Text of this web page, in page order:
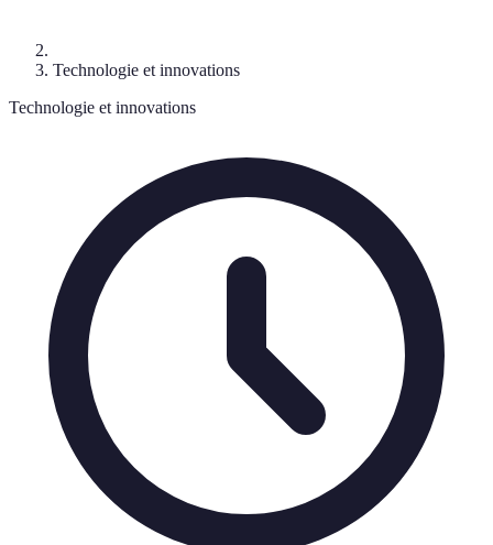
Technologie et innovations
Technologie et innovations